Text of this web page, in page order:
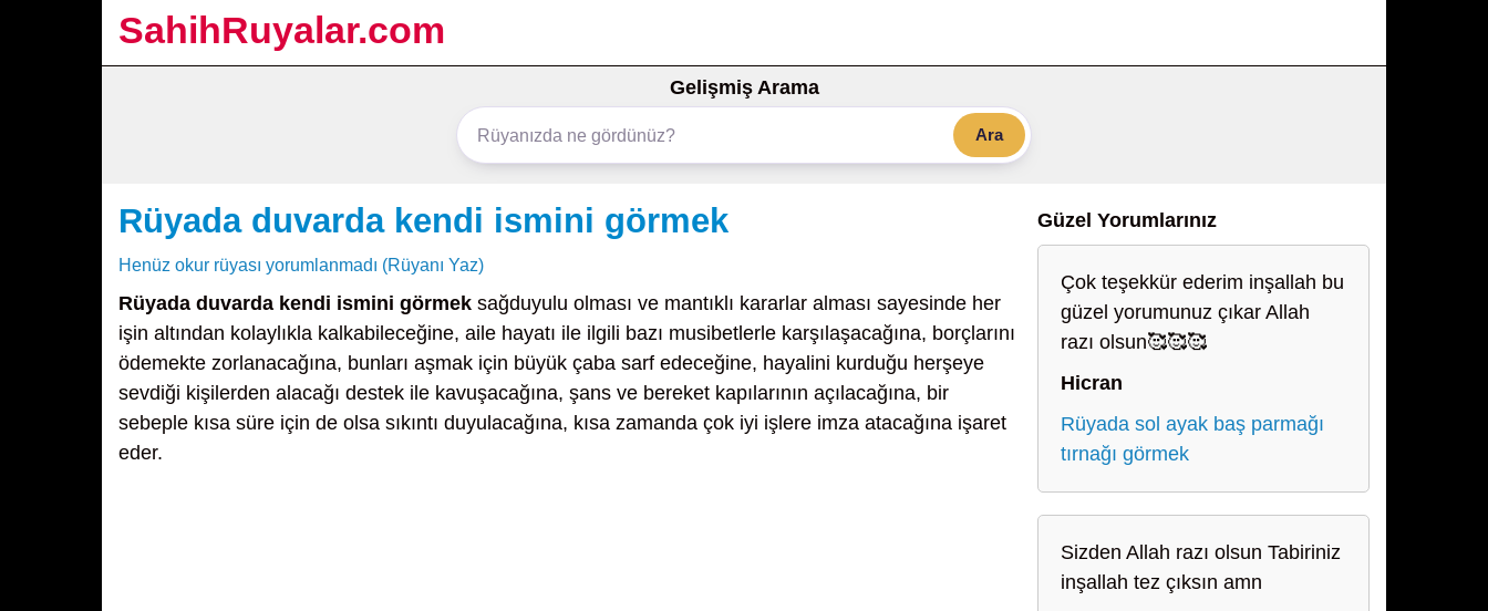
SahihRuyalar.com
Gelişmiş Arama
Ara
Rüyada duvarda kendi ismini görmek
Henüz okur rüyası yorumlanmadı (Rüyanı Yaz)
Rüyada duvarda kendi ismini görmek sağduyulu olması ve mantıklı kararlar alması sayesinde her
işin altından kolaylıkla kalkabileceğine, aile hayatı ile ilgili bazı musibetlerle karşılaşacağına, borçlarını
ödemekte zorlanacağına, bunları aşmak için büyük çaba sarf edeceğine, hayalini kurduğu herşeye
sevdiği kişilerden alacağı destek ile kavuşacağına, şans ve bereket kapılarının açılacağına, bir
sebeple kısa süre için de olsa sıkıntı duyulacağına, kısa zamanda çok iyi işlere imza atacağına işaret
eder.
Güzel Yorumlarınız
Çok teşekkür ederim inşallah bu
güzel yorumunuz çıkar Allah
razı olsun🥰🥰🥰
Hicran
Rüyada sol ayak baş parmağı
tırnağı görmek
Sizden Allah razı olsun Tabiriniz
inşallah tez çıksın amn